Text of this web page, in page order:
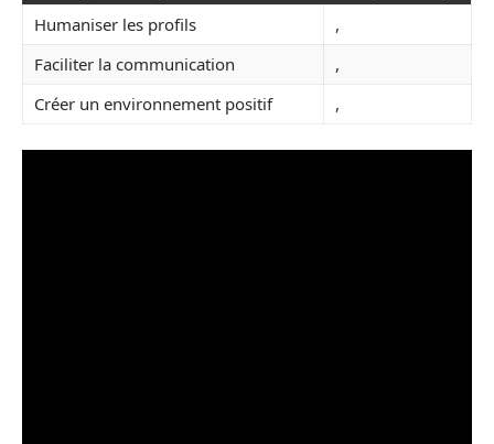
Humaniser les profils
,
Faciliter la communication
,
Créer un environnement positif
,